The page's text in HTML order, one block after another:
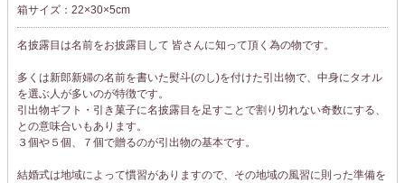
箱サイズ：22×30×5cm
名披露目は名前をお披露目して 皆さんに知って頂く為の物です。
多くは新郎新婦の名前を書いた熨斗(のし)を付けた引出物で、中身にタオル
を選ぶ人が多いのが特徴です。
引出物ギフト・引き菓子に名披露目を足すことで割り切れない奇数にする、
との意味合いもあります。
３個や５個、７個で贈るのが引出物の基本です。
結婚式は地域によって慣習がありますので、その地域の風習に則った準備を